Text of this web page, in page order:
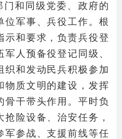
门和同级党委、政府的
位军事、兵役工作。根
示和要求，负责兵役登
人预备役登记同级、
织和发动民兵积极参加
物质文明的建设，发挥
骨干带头作用。平时负
险设备、治安任务，
军参战、支援前线等任